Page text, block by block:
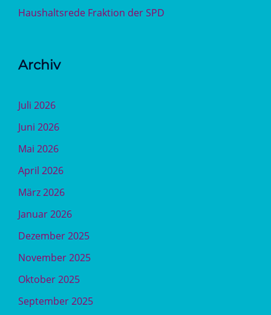
Haushaltsrede Fraktion der SPD
Archiv
Juli 2026
Juni 2026
Mai 2026
April 2026
März 2026
Januar 2026
Dezember 2025
November 2025
Oktober 2025
September 2025